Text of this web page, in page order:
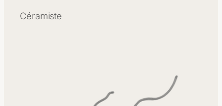
Céramiste